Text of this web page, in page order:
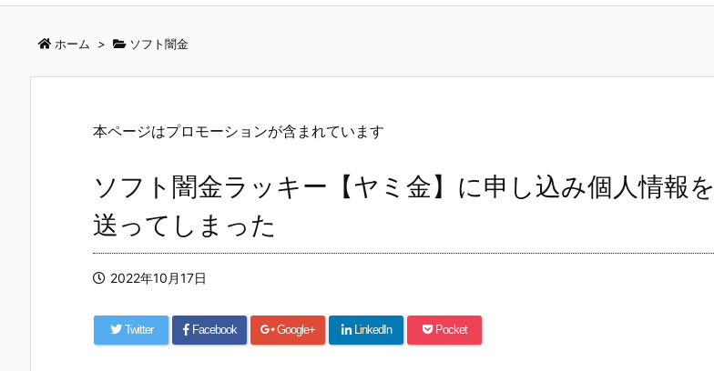
ホーム > ソフト闇金
本ページはプロモーションが含まれています
ソフト闇金ラッキー【ヤミ金】に申し込み個人情報を
送ってしまった
2022年10月17日
Twitter Facebook Google+ LinkedIn Pocket